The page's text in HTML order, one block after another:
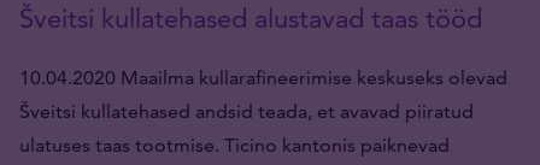
Šveitsi kullatehased alustavad taas tööd
10.04.2020 Maailma kullarafineerimise keskuseks olevad
Šveitsi kullatehased andsid teada, et avavad piiratud
ulatuses taas tootmise. Ticino kantonis paiknevad